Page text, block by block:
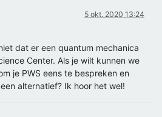
5 okt. 2020 13:24
dat er een quantum mechanica
Center. Als je wilt kunnen we
je PWS eens te bespreken en
alternatief? Ik hoor het wel!